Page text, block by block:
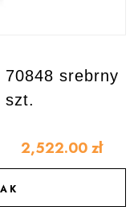
srebrny
szt.
2,522.00 zł